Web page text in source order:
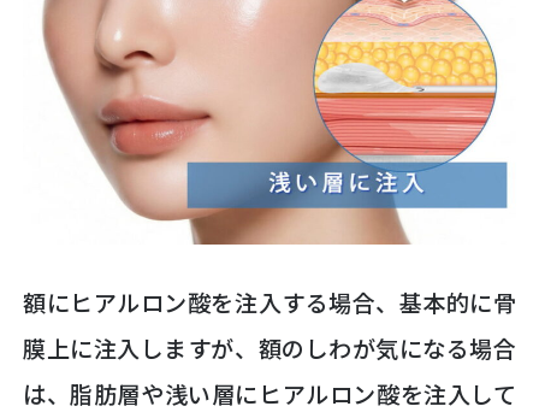
額にヒアルロン酸を注入する場合、基本的に骨
膜上に注入しますが、額のしわが気になる場合
は、脂肪層や浅い層にヒアルロン酸を注入して